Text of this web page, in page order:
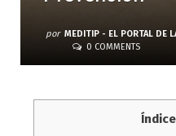
por MEDITIP - EL PORTAL DE
0 COMMENTS
Índice